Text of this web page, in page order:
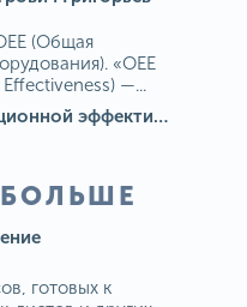
(Общая
«OEE
—...
Измерение операционной эффективности: ключевые показатели для непрерывного совершенствования
готовых к